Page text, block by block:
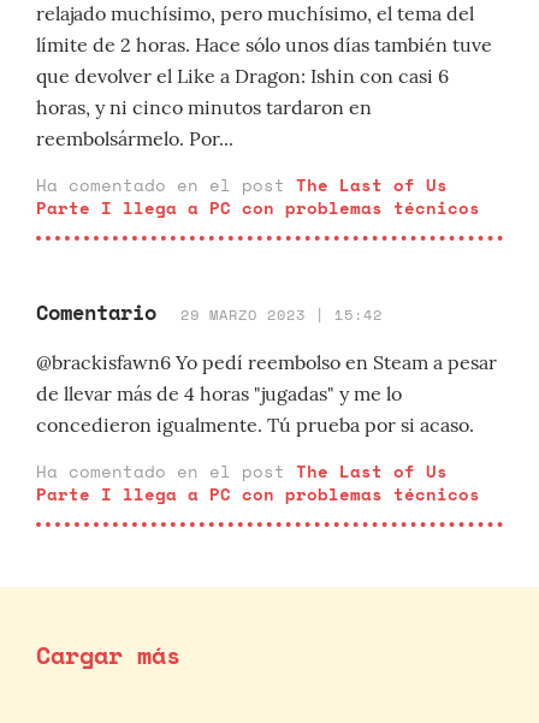
relajado muchísimo, pero muchísimo, el tema del
límite de 2 horas. Hace sólo unos días también tuve
que devolver el Like a Dragon: Ishin con casi 6
horas, y ni cinco minutos tardaron en
reembolsármelo. Por...
Ha comentado en el post The Last of Us
Parte I llega a PC con problemas técnicos
Comentario 29 MARZO 2023 | 15:42
@brackisfawn6 Yo pedí reembolso en Steam a pesar
de llevar más de 4 horas "jugadas" y me lo
concedieron igualmente. Tú prueba por si acaso.
Ha comentado en el post The Last of Us
Parte I llega a PC con problemas técnicos
Cargar más